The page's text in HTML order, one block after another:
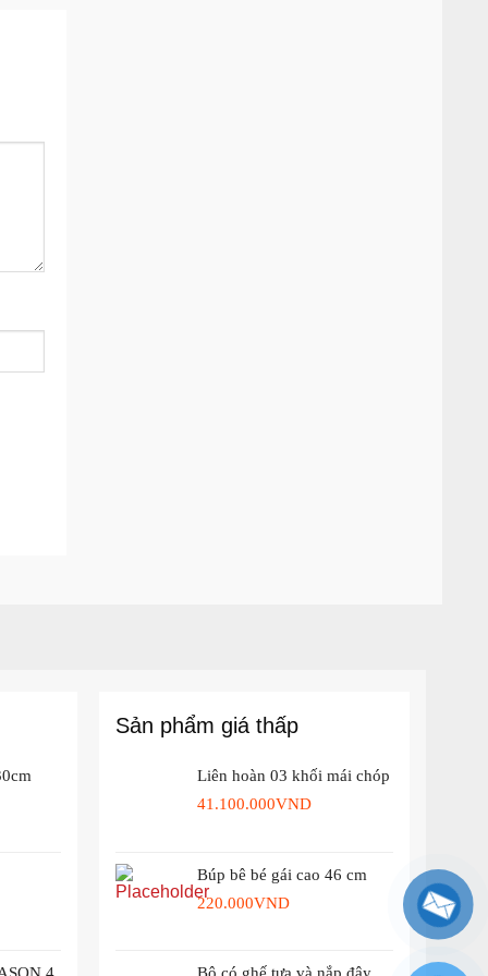
4
Sản phẩm giá thấp
Liên hoàn 03 khối mái chóp
41.100.000VND
Búp bê bé gái cao 46 cm
220.000VND
Bô có ghế tựa và nắp đậy